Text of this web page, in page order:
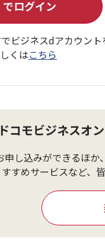
ビジネスdアカウント
くはこちら
コモビジネスオ
申し込みができるほ
すすめサービスなど、